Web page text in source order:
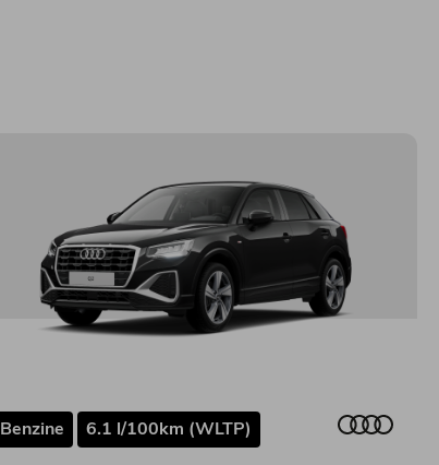
Benzine 6.1 l/100km (WLTP)